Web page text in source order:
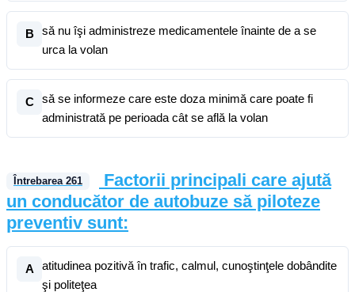
B
să nu îşi administreze medicamentele înainte de a se
urca la volan
C
să se informeze care este doza minimă care poate fi
administrată pe perioada cât se află la volan
Întrebarea 261
Factorii principali care ajută
un conducător de autobuze să piloteze
preventiv sunt:
A
atitudinea pozitivă în trafic, calmul, cunoştinţele dobândite
şi politeţea